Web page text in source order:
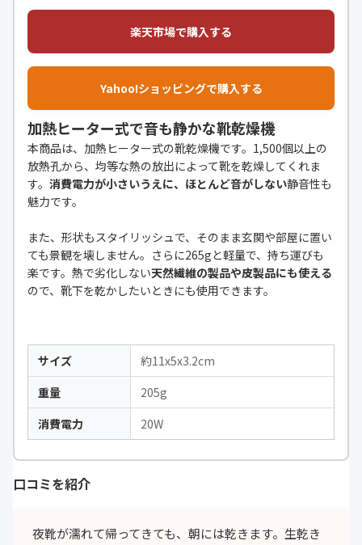
楽天市場で購入する
Yahoo!ショッピングで購入する
加熱ヒーター式で音も静かな靴乾燥機
本商品は、加熱ヒーター式の靴乾燥機です。1,500個以上の
放熱孔から、均等な熱の放出によって靴を乾燥してくれま
す。 消費電力が小さいうえに、ほとんど音がしない静音性も
魅力です。
また、形状もスタイリッシュで、そのまま玄関や部屋に置い
ても景観を壊しません。さらに265gと軽量で、持ち運びも
楽です。熱で劣化しない天然繊維の製品や皮製品にも使える
ので、靴下を乾かしたいときにも使用できます。
サイズ
約11x5x3.2cm
重量
205g
消費電力
20W
口コミを紹介
夜靴が濡れて帰ってきても、朝には乾きます。生乾き